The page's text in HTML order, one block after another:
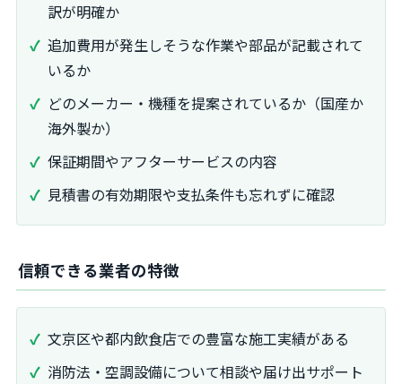
訳が明確か
追加費用が発生しそうな作業や部品が記載されて
いるか
どのメーカー・機種を提案されているか（国産か
海外製か）
保証期間やアフターサービスの内容
見積書の有効期限や支払条件も忘れずに確認
信頼できる業者の特徴
文京区や都内飲食店での豊富な施工実績がある
消防法・空調設備について相談や届け出サポート